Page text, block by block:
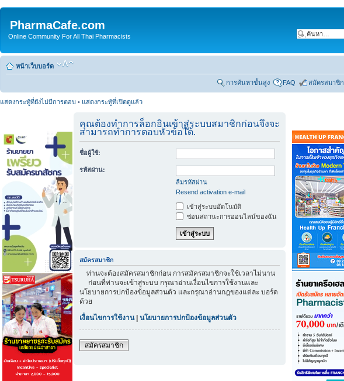
PharmaCafe.com
Online Community For All Thai Pharmacists
หน้าเว็บบอร์ด
การค้นหาขั้นสูง FAQ สมัครสมาชิก
แสดงกระทู้ที่ยังไม่มีการตอบ • แสดงกระทู้ที่เปิดดูแล้ว
คุณต้องทำการล็อกอินเข้าสู่ระบบสมาชิกก่อนจึงจะ
สามารถทำการตอบหัวข้อได้.
ชื่อผู้ใช้:
รหัสผ่าน:
ลืมรหัสผ่าน
Resend activation e-mail
เข้าสู่ระบบอัตโนมัติ
ซ่อนสถานะการออนไลน์ของฉัน
สมัครสมาชิก
ท่านจะต้องสมัครสมาชิกก่อน การสมัครสมาชิกจะใช้เวลาไม่นาน
ก่อนที่ท่านจะเข้าสู่ระบบ กรุณาอ่านเงื่อนไขการใช้งานและ
นโยบายการปกป้องข้อมูลส่วนตัว และกรุณาอ่านกฎของแต่ละ บอร์ด
ด้วย
เงื่อนไขการใช้งาน| นโยบายการปกป้องข้อมูลส่วนตัว
สมัครสมาชิก